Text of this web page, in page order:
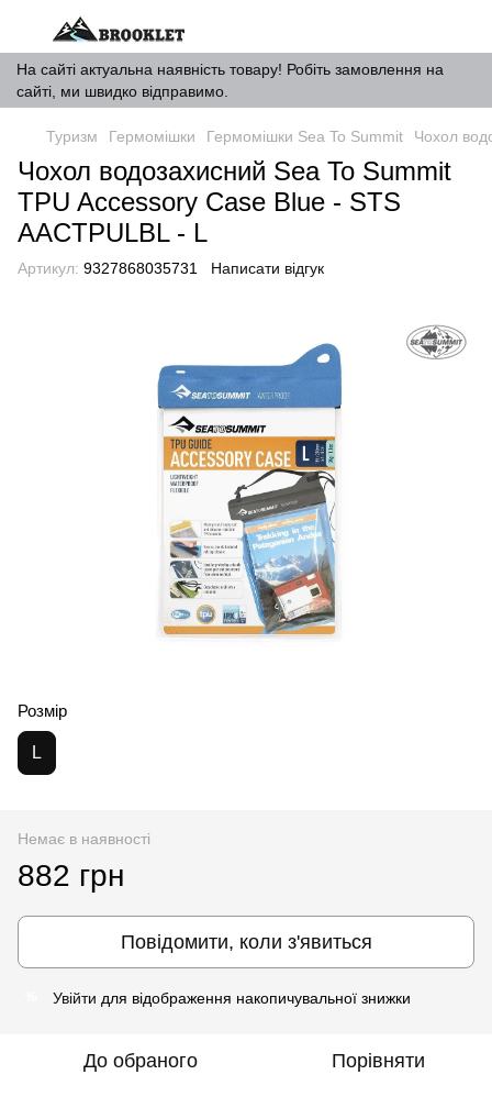
На сайті актуальна наявність товару! Робіть замовлення на
сайті, ми швидко відправимо.
Туризм Гермомішки Гермомішки Sea To Summit Чохол
Чохол водозахисний Sea To Summit
TPU Accessory Case Blue - STS
AACTPULBL - L
Артикул: 9327868035731 Написати відгук
Розмір
L
Немає в наявності
882 грн
Повідомити, коли з'явиться
Увійти для відображення накопичувальної знижки
До обраного Порівняти